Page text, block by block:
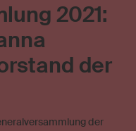
2021:
der
der